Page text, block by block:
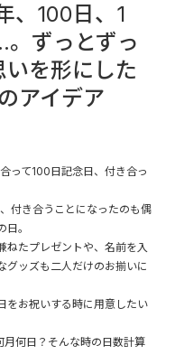
、100日、1
ずっとずっ
を形にした
アイデア
って100日記念日、付き合っ
付き合うことになったのも偶
。
ねたプレゼントや、名前を入
グッズも二人だけのお揃いに
をお祝いする時に用意したい
何日？そんな時の日数計算